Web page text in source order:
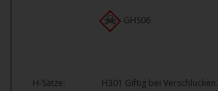
GHS06
H-Sätze:
H301 Giftig bei Verschlucken.